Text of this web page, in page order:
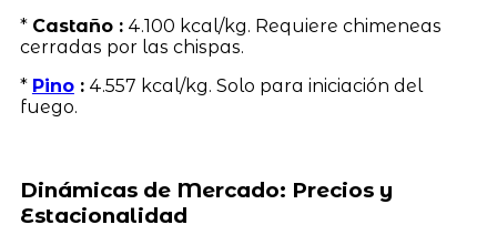
* Castaño :4.100 kcal/kg. Requiere chimeneas
cerradas por las chispas.
* Pino:4.557 kcal/kg. Solo para iniciación del
fuego.
Dinámicas de Mercado: Precios y
Estacionalidad